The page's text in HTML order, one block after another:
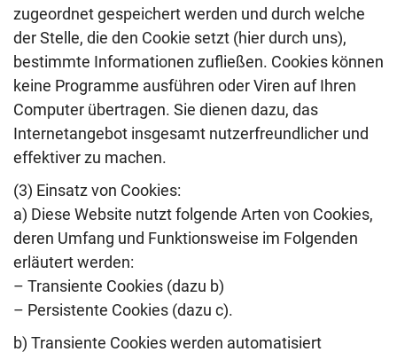
zugeordnet gespeichert werden und durch welche
der Stelle, die den Cookie setzt (hier durch uns),
bestimmte Informationen zufließen. Cookies können
keine Programme ausführen oder Viren auf Ihren
Computer übertragen. Sie dienen dazu, das
Internetangebot insgesamt nutzerfreundlicher und
effektiver zu machen.
(3) Einsatz von Cookies:
a) Diese Website nutzt folgende Arten von Cookies,
deren Umfang und Funktionsweise im Folgenden
erläutert werden:
– Transiente Cookies (dazu b)
– Persistente Cookies (dazu c).
b) Transiente Cookies werden automatisiert